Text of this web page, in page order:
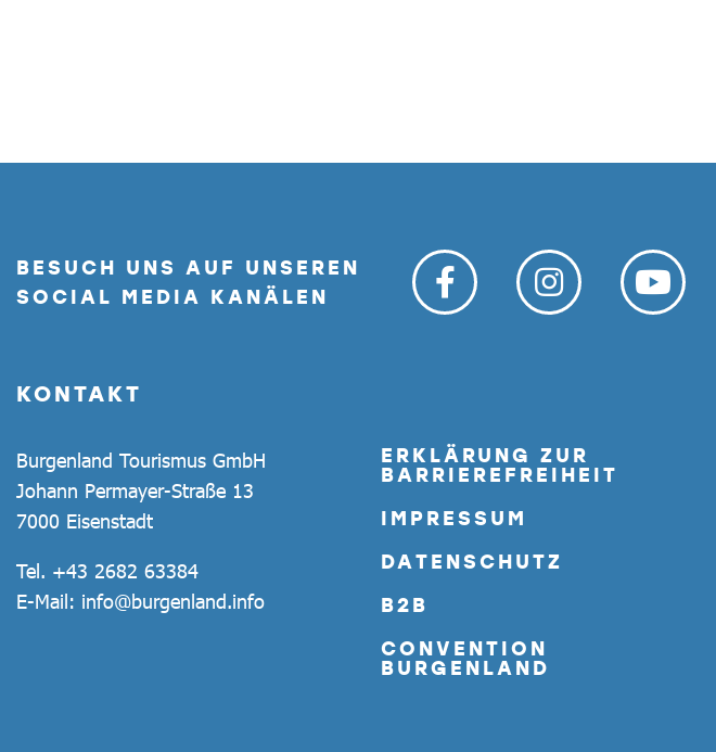
BESUCH UNS AUF UNSEREN
SOCIAL MEDIA KANÄLEN
KONTAKT
Burgenland Tourismus GmbH
Johann Permayer-Straße 13
7000 Eisenstadt
Tel. +43 2682 63384
E-Mail: info@burgenland.info
ERKLÄRUNG ZUR
BARRIEREFREIHEIT
IMPRESSUM
DATENSCHUTZ
B2B
CONVENTION
BURGENLAND